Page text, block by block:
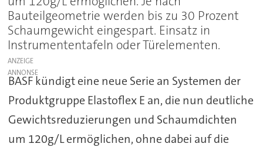
Bauteilgeometrie werden bis zu 30 Prozent
Schaumgewicht eingespart. Einsatz in
Instrumententafeln oder Türelementen.
ANZEIGE
BASF kündigt eine neue Serie an Systemen der
Produktgruppe Elastoflex E an, die nun deutliche
Gewichtsreduzierungen und Schaumdichten
um 120g/L ermöglichen, ohne dabei auf die